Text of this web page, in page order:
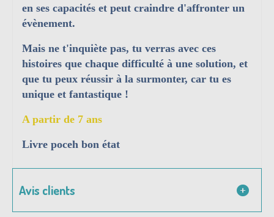
en ses capacités et peut craindre d'affronter un
évènement.
Mais ne t'inquiète pas, tu verras avec ces
histoires que chaque difficulté à une solution, et
que tu peux réussir à la surmonter, car tu es
unique et fantastique !
A partir de 7 ans
Livre poceh bon état
Avis clients